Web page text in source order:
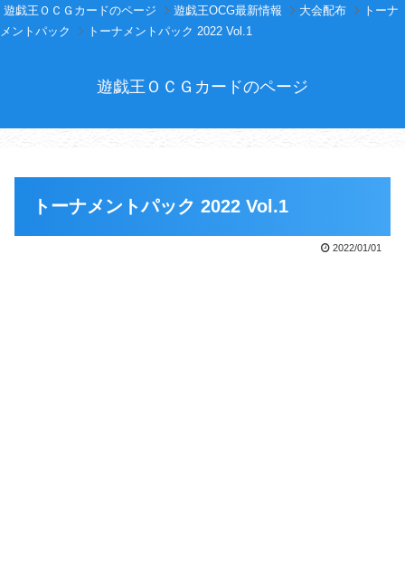
遊戯王ＯＣＧカードのページ 遊戯王OCG最新情報 大会配布
トーナ
メントパック
トーナメントパック 2022 Vol.1
遊戯王ＯＣＧカードのページ
トーナメントパック 2022 Vol.1
2022/01/01